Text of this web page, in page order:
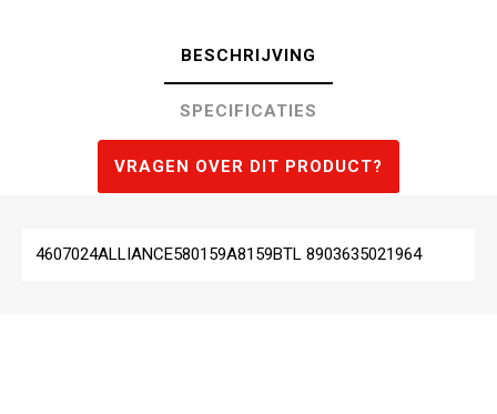
BESCHRIJVING
SPECIFICATIES
VRAGEN OVER DIT PRODUCT?
4607024ALLIANCE580159A8159BTL 8903635021964